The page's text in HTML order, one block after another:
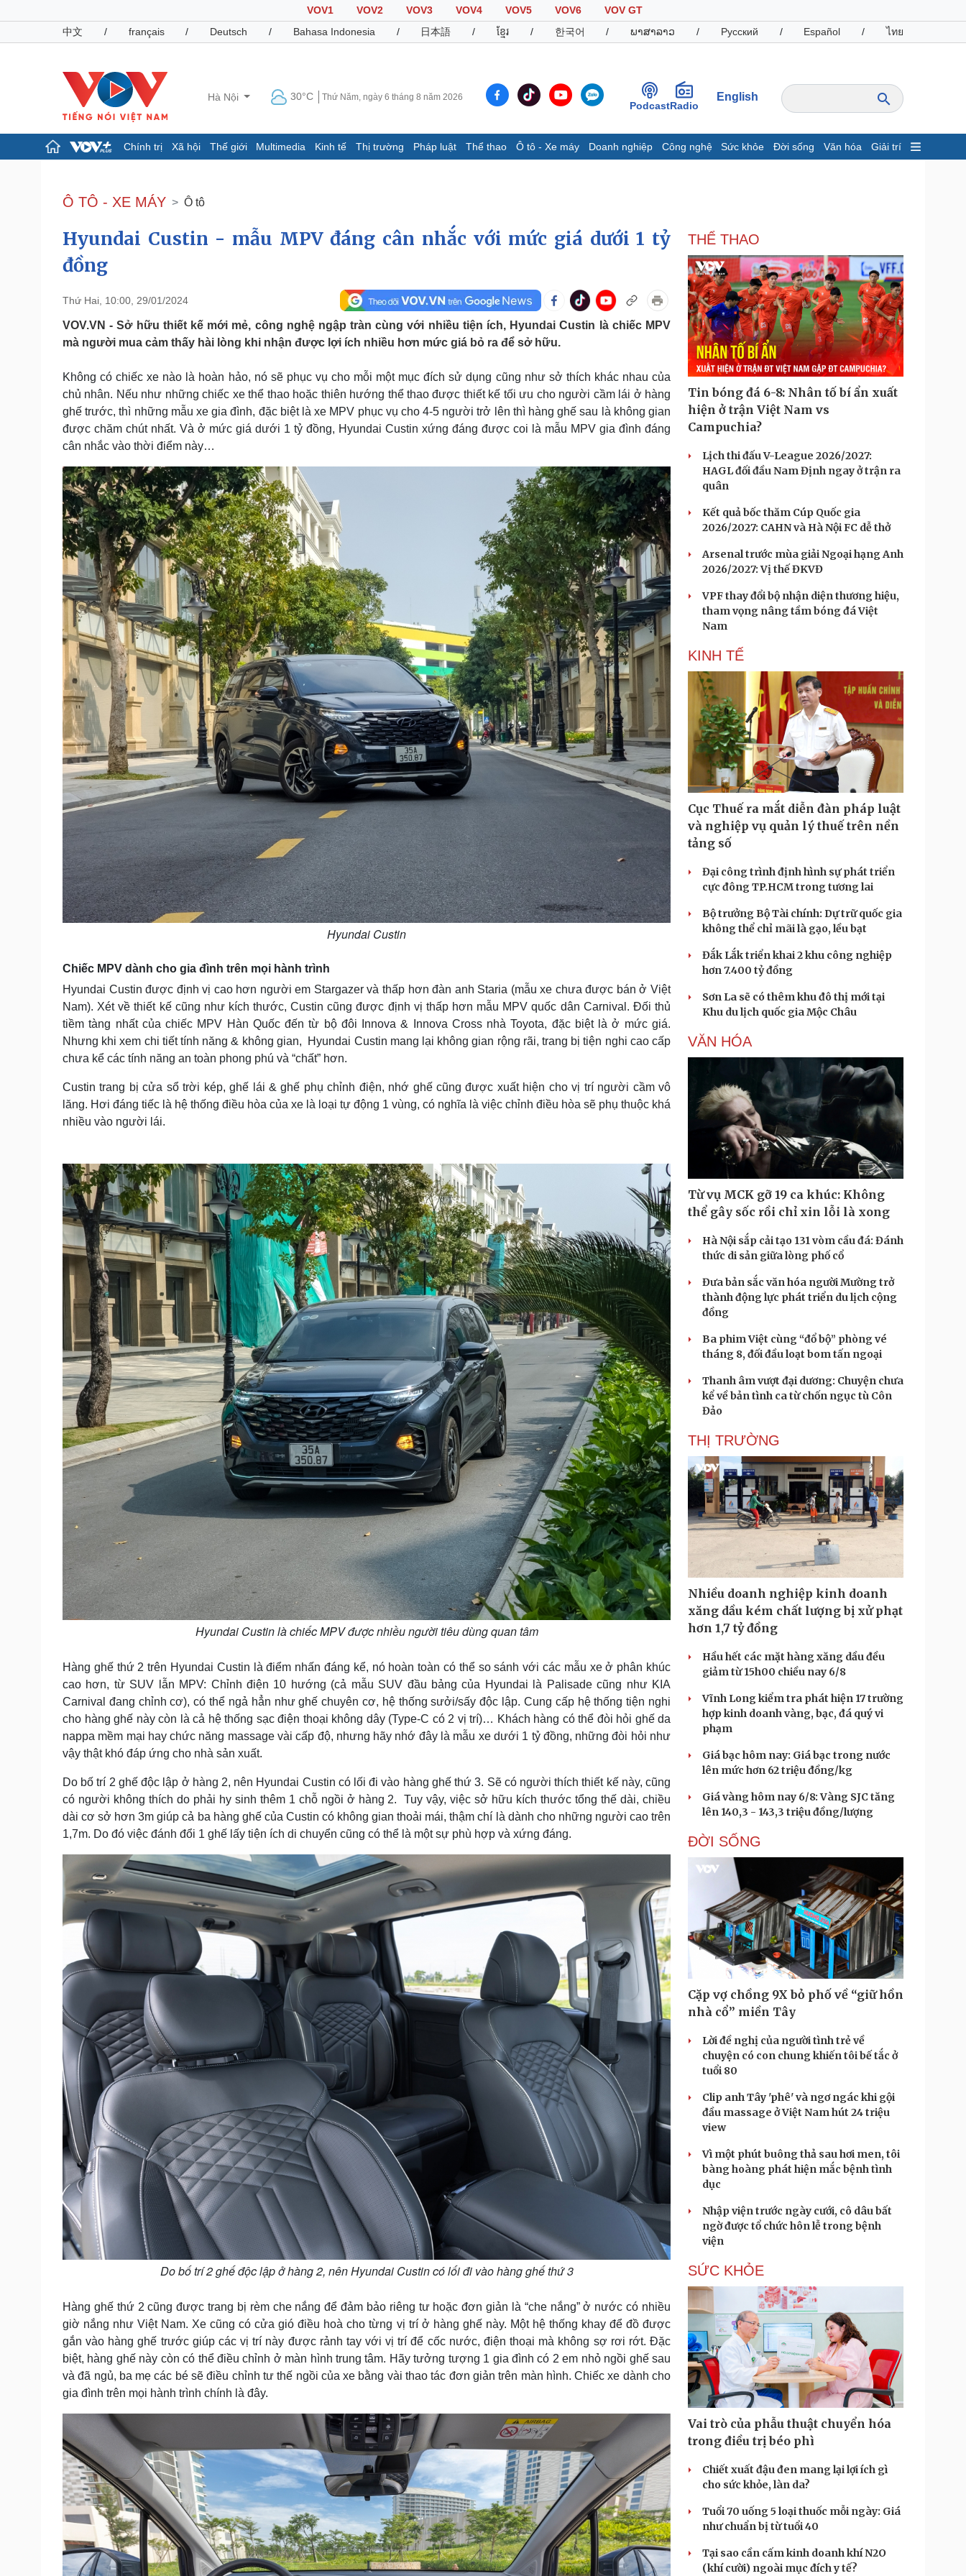
VOV1 VOV2 VOV3 VOV4 VOV5 VOV6
VOV GT
中文
/ français / Deutsch / Bahasa Indonesia / 日本語 / ខ្មែរ / 한국어 / ພາສາລາວ / Русский / Español / ไทย
Hà Nội 30°C Thứ Năm, ngày 6 tháng 8 năm 2026
PodcastRadio
English
Chính trị Xã hội Thế giới Multimedia Kinh tế Thị trường Pháp luật Thể thao Ô tô - Xe máy Doanh nghiệp Công nghệ Sức khỏe Đời sống Văn hóa Giải trí
Đảng
Tổ chức nhân sự
Nhận diện sự thật
Dấu ấn VOV
Infographic
Giá cà phê
Pháp luật
Tin nóng
Tư vấn luật
Việt Nam
Phân tích
Thể thao
Bóng đá
Lịch thi đấu bóng đá
Thế giới thể thao
Hậu trường
Ô tô - Xe máy
Ô tô
Xe máy
Tư vấn
Doanh nghiệp
Thông tin doanh nghiệp
Doanh nghiệp 24h
Doanh nhân
Vì cộng đồng
Công nghệ
Sành điệu
Tin Công nghệ
Trải nghiệm
Chuyển đổi số
Sức khỏe
Dinh dưỡng - món ngon
Cây thuốc
Sản phụ khoa
Nhi khoa
Nam khoa
Làm đẹp - giảm cân
Phòng mạch online
Ăn sạch sống khỏe
Đời sống
Nhà đẹp
Blog
Tình yêu - Gia đình
Văn hóa
Sân khấu - Điện ảnh
Văn học
Di sản
Giải trí
Nghệ sĩ
Thời trang
Du lịch
Tư vấn
Săn Tour
Podcast
Cửa sổ tình yêu
Kể chuyện cho bé
Hạt giống tâm hồn
Cải chính
Ô TÔ - XE MÁY Ô tô
Hyundai Custin - mẫu MPV đáng cân nhắc với mức giá dưới 1 tỷ
đồng
Thứ Hai, 10:00, 29/01/2024
VOV.VN - Sở hữu thiết kế mới mẻ, công nghệ ngập tràn cùng với nhiều tiện ích, Hyundai Custin là chiếc MPV
mà người mua cảm thấy hài lòng khi nhận được lợi ích nhiều hơn mức giá bỏ ra để sở hữu.
Không có chiếc xe nào là hoàn hảo, nó sẽ phục vụ cho mỗi một mục đích sử dụng cũng như sở thích khác nhau của
chủ nhân. Nếu như những chiếc xe thể thao hoặc thiên hướng thể thao được thiết kế tối ưu cho người cầm lái ở hàng
ghế trước, thì những mẫu xe gia đình, đặc biệt là xe MPV phục vụ cho 4-5 người trở lên thì hàng ghế sau là không gian
được chăm chút nhất. Và ở mức giá dưới 1 tỷ đồng, Hyundai Custin xứng đáng được coi là mẫu MPV gia đình đáng
cân nhắc vào thời điểm này…
Hyundai Custin
Chiếc MPV dành cho gia đình trên mọi hành trình
Hyundai Custin được định vị cao hơn người em Stargazer và thấp hơn đàn anh Staria (mẫu xe chưa được bán ở Việt
Nam). Xét về thiết kế cũng như kích thước, Custin cũng được định vị thấp hơn mẫu MPV quốc dân Carnival. Đối thủ
tiềm tàng nhất của chiếc MPV Hàn Quốc đến từ bộ đôi Innova & Innova Cross nhà Toyota, đặc biệt là ở mức giá.
Nhưng khi xem chi tiết tính năng & không gian, Hyundai Custin mang lại không gian rộng rãi, trang bị tiện nghi cao cấp
chưa kể các tính năng an toàn phong phú và “chất” hơn.
Custin trang bị cửa sổ trời kép, ghế lái & ghế phụ chỉnh điện, nhớ ghế cũng được xuất hiện cho vị trí người cầm vô
lăng. Hơi đáng tiếc là hệ thống điều hòa của xe là loại tự động 1 vùng, có nghĩa là việc chỉnh điều hòa sẽ phụ thuộc khá
nhiều vào người lái.
Hyundai Custin là chiếc MPV được nhiều người tiêu dùng quan tâm
Hàng ghế thứ 2 trên Hyundai Custin là điểm nhấn đáng kể, nó hoàn toàn có thể so sánh với các mẫu xe ở phân khúc
cao hơn, từ SUV lẫn MPV: Chỉnh điện 10 hướng (cả mẫu SUV đầu bảng của Hyundai là Palisade cũng như KIA
Carnival đang chỉnh cơ), có thể ngả hẳn như ghế chuyên cơ, hệ thống sưởi/sấy độc lập. Cung cấp hệ thống tiện nghi
cho hàng ghế này còn là cả hệ thống sạc điện thoại không dây (Type-C có 2 vị trí)… Khách hàng có thể đòi hỏi ghế da
nappa mềm mại hay chức năng massage vài cấp độ, nhưng hãy nhớ đây là mẫu xe dưới 1 tỷ đồng, những đòi hỏi như
vậy thật khó đáp ứng cho nhà sản xuất.
Do bố trí 2 ghế độc lập ở hàng 2, nên Hyundai Custin có lối đi vào hàng ghế thứ 3. Sẽ có người thích thiết kế này, cũng
có người không thích do phải hy sinh thêm 1 chỗ ngồi ở hàng 2. Tuy vậy, việc sở hữu kích thước tổng thế dài, chiều
dài cơ sở hơn 3m giúp cả ba hàng ghế của Custin có không gian thoải mái, thậm chí là dành cho những người cao trên
1,7m. Do đó việc đánh đổi 1 ghế lấy tiện ích di chuyển cũng có thể là một sự phù hợp và xứng đáng.
Do bố trí 2 ghế độc lập ở hàng 2, nên Hyundai Custin có lối đi vào hàng ghế thứ 3
Hàng ghế thứ 2 cũng được trang bị rèm che nắng để đảm bảo riêng tư hoặc đơn giản là “che nắng” ở nước có nhiều
giờ nắng như Việt Nam. Xe cũng có cửa gió điều hoà cho từng vị trí ở hàng ghế này. Một hệ thống khay để đồ được
gắn vào hàng ghế trước giúp các vị trí này được rảnh tay với vị trí để cốc nước, điện thoại mà không sợ rơi rớt. Đặc
biệt, hàng ghế này còn có thể điều chỉnh ở màn hình trung tâm. Hãy tưởng tượng 1 gia đình có 2 em nhỏ ngồi ghế sau
và đã ngủ, ba mẹ các bé sẽ điều chỉnh tư thế ngồi của xe bằng vài thao tác đơn giản trên màn hình. Chiếc xe dành cho
gia đình trên mọi hành trình chính là đây.
THỂ THAO
Tin bóng đá 6-8: Nhân tố bí ẩn xuất
hiện ở trận Việt Nam vs
Campuchia?
Lịch thi đấu V-League 2026/2027:
HAGL đối đầu Nam Định ngay ở trận ra
quân
Kết quả bốc thăm Cúp Quốc gia
2026/2027: CAHN và Hà Nội FC dễ thở
Arsenal trước mùa giải Ngoại hạng Anh
2026/2027: Vị thế ĐKVĐ
VPF thay đổi bộ nhận diện thương hiệu,
tham vọng nâng tầm bóng đá Việt
Nam
KINH TẾ
Cục Thuế ra mắt diễn đàn pháp luật
và nghiệp vụ quản lý thuế trên nền
tảng số
Đại công trình định hình sự phát triển
cực đông TP.HCM trong tương lai
Bộ trưởng Bộ Tài chính: Dự trữ quốc gia
không thể chỉ mãi là gạo, lều bạt
Đắk Lắk triển khai 2 khu công nghiệp
hơn 7.400 tỷ đồng
Sơn La sẽ có thêm khu đô thị mới tại
Khu du lịch quốc gia Mộc Châu
VĂN HÓA
Từ vụ MCK gỡ 19 ca khúc: Không
thể gây sốc rồi chỉ xin lỗi là xong
Hà Nội sắp cải tạo 131 vòm cầu đá: Đánh
thức di sản giữa lòng phố cổ
Đưa bản sắc văn hóa người Mường trở
thành động lực phát triển du lịch cộng
đồng
Ba phim Việt cùng “đổ bộ” phòng vé
tháng 8, đối đầu loạt bom tấn ngoại
Thanh âm vượt đại dương: Chuyện chưa
kể về bản tình ca từ chốn ngục tù Côn
Đảo
THỊ TRƯỜNG
Nhiều doanh nghiệp kinh doanh
xăng dầu kém chất lượng bị xử phạt
hơn 1,7 tỷ đồng
Hầu hết các mặt hàng xăng dầu đều
giảm từ 15h00 chiều nay 6/8
Vĩnh Long kiểm tra phát hiện 17 trường
hợp kinh doanh vàng, bạc, đá quý vi
phạm
Giá bạc hôm nay: Giá bạc trong nước
lên mức hơn 62 triệu đồng/kg
Giá vàng hôm nay 6/8: Vàng SJC tăng
lên 140,3 - 143,3 triệu đồng/lượng
ĐỜI SỐNG
Cặp vợ chồng 9X bỏ phố về “giữ hồn
nhà cổ” miền Tây
Lời đề nghị của người tình trẻ về
chuyện có con chung khiến tôi bế tắc ở
tuổi 80
Clip anh Tây 'phê' và ngơ ngác khi gội
đầu massage ở Việt Nam hút 24 triệu
view
Vì một phút buông thả sau hơi men, tôi
bàng hoàng phát hiện mắc bệnh tình
dục
Nhập viện trước ngày cưới, cô dâu bất
ngờ được tổ chức hôn lễ trong bệnh
viện
SỨC KHỎE
Vai trò của phẫu thuật chuyển hóa
trong điều trị béo phì
Chiết xuất đậu đen mang lại lợi ích gì
cho sức khỏe, làn da?
Tuổi 70 uống 5 loại thuốc mỗi ngày: Giá
như chuẩn bị từ tuổi 40
Tại sao cần cấm kinh doanh khí N2O
(khí cười) ngoài mục đích y tế?